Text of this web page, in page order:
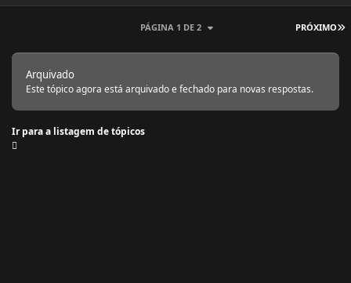
PRÓXIMO
PÁGINA 1 DE 2
Arquivado
Este tópico agora está arquivado e fechado para novas respostas.
Ir para a listagem de tópicos